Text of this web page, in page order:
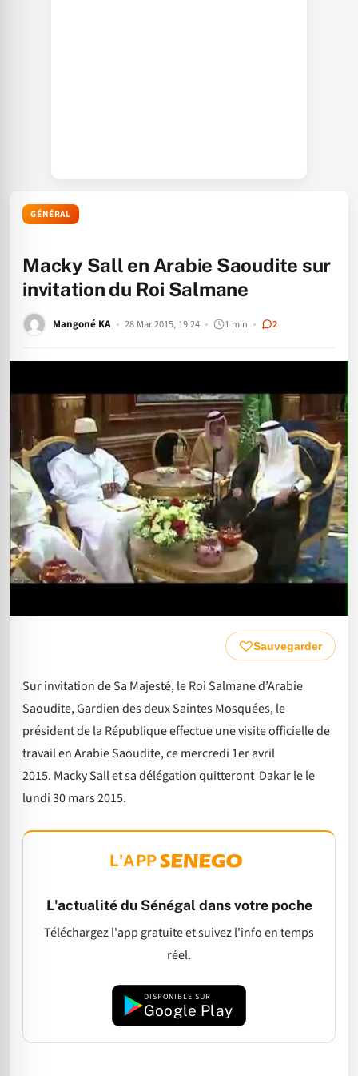
GÉNÉRAL
Macky Sall en Arabie Saoudite sur
invitation du Roi Salmane
Mangoné KA 28 Mar 2015, 19:24 1 min 2
Sauvegarder
Sur invitation de Sa Majesté, le Roi Salmane d’Arabie
Saoudite, Gardien des deux Saintes Mosquées, le
président de la République effectue une visite officielle de
travail en Arabie Saoudite, ce mercredi 1er avril
2015. Macky Sall et sa délégation quitteront Dakar le le
lundi 30 mars 2015.
L'APP
L'actualité du Sénégal dans votre poche
Téléchargez l'app gratuite et suivez l'info en temps
réel.
DISPONIBLE SUR
Google Play